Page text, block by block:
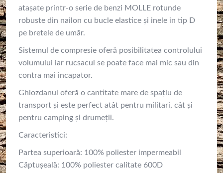
atașate printr-o serie de benzi MOLLE rotunde
robuste din nailon cu bucle elastice și inele in tip D
pe bretele de umăr.
Sistemul de compresie oferă posibilitatea controlului
volumului iar rucsacul se poate face mai mic sau din
contra mai incapator.
Ghiozdanul oferă o cantitate mare de spațiu de
transport și este perfect atât pentru militari, cât și
pentru camping și drumeții.
Caracteristici:
Partea superioară: 100% poliester impermeabil
Căptușeală: 100% poliester calitate 600D